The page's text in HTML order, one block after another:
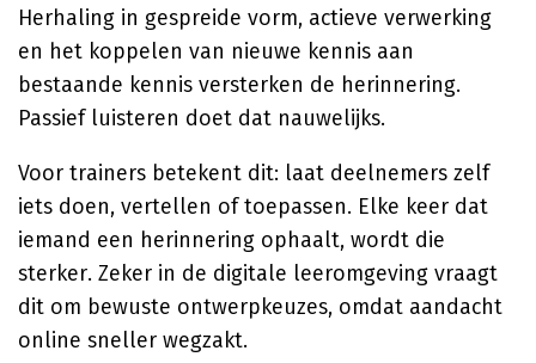
Herhaling in gespreide vorm, actieve verwerking
en het koppelen van nieuwe kennis aan
bestaande kennis versterken de herinnering.
Passief luisteren doet dat nauwelijks.
Voor trainers betekent dit: laat deelnemers zelf
iets doen, vertellen of toepassen. Elke keer dat
iemand een herinnering ophaalt, wordt die
sterker. Zeker in de digitale leeromgeving vraagt
dit om bewuste ontwerpkeuzes, omdat aandacht
online sneller wegzakt.